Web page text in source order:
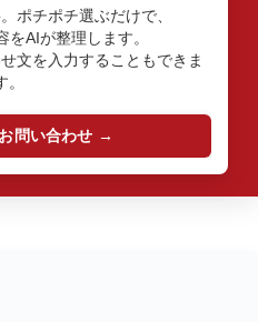
ポチポチ選ぶだけで、
AIが整理します。
文を入力することもできま
。
問い合わせ